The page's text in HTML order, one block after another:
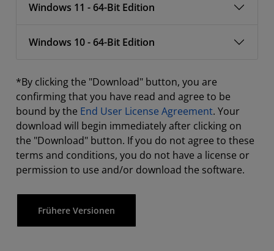
Windows 11 - 64-Bit Edition
Windows 10 - 64-Bit Edition
*By clicking the "Download" button, you are
confirming that you have read and agree to be
bound by the End User License Agreement. Your
download will begin immediately after clicking on
the "Download" button. If you do not agree to these
terms and conditions, you do not have a license or
permission to use and/or download the software.
Frühere Versionen